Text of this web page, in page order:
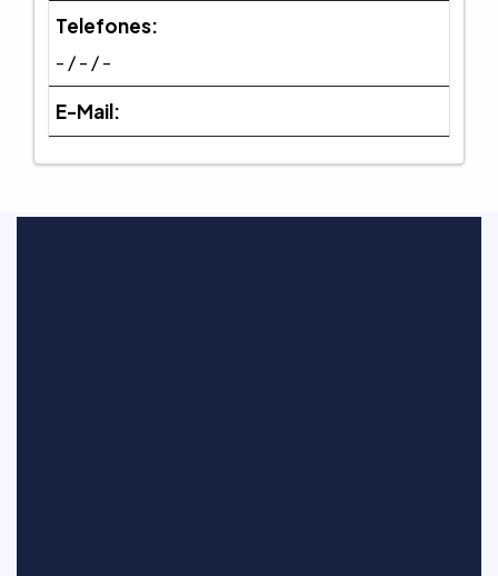
Telefones:
- / - / -
E-Mail: